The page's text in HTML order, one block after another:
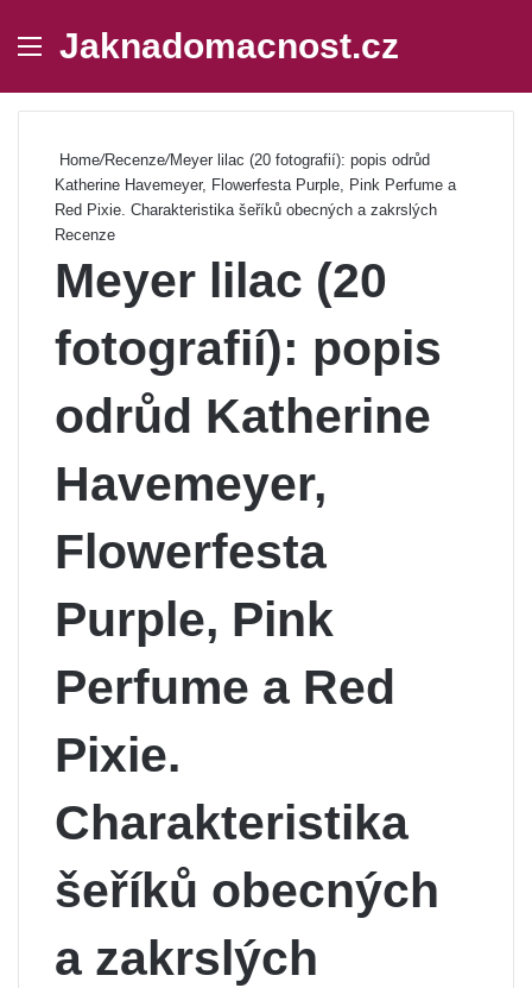
Menu
Jaknadomacnost.cz
Home/Recenze/Meyer lilac (20 fotografií): popis odrůd
Katherine Havemeyer, Flowerfesta Purple, Pink Perfume a
Red Pixie. Charakteristika šeříků obecných a zakrslých
Recenze
Meyer lilac (20
fotografií): popis
odrůd Katherine
Havemeyer,
Flowerfesta
Purple, Pink
Perfume a Red
Pixie.
Charakteristika
šeříků obecných
a zakrslých